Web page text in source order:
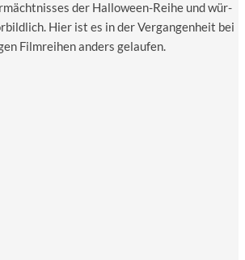
der Hal­lo­ween-Rei­he und wür­
Hier ist es in der Ver­gan­gen­heit bei
Film­rei­hen anders gelaufen.